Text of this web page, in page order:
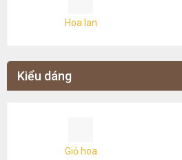
Hoa lan
Kiểu dáng
Giỏ hoa